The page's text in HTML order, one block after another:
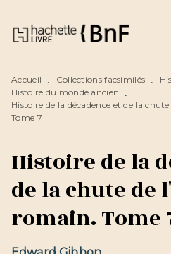
MENU RECHERCHE
Accueil • Collections facsimilés •
Histoire du monde ancien
•
Histoire de la décadence et de la
Tome 7
Histoire de la
de la chute de
romain. Tome